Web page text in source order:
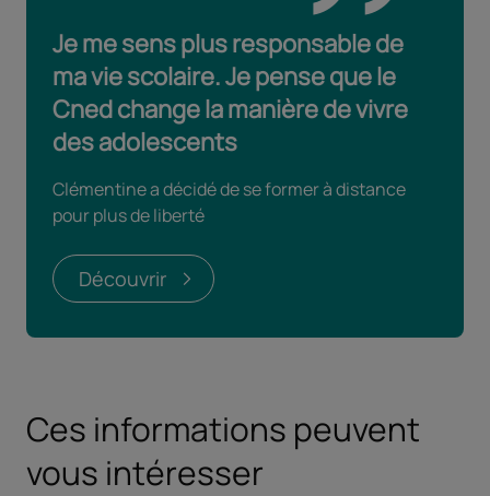
Je me sens plus responsable de
ma vie scolaire. Je pense que le
Cned change la manière de vivre
des adolescents
Clémentine a décidé de se former à distance
pour plus de liberté
Découvrir
Ces informations peuvent
vous intéresser